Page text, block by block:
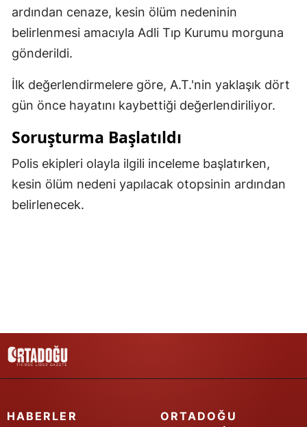
Manisa
Kahramanmaraş
Muğla
Niğde
Sivas
ardından cenaze, kesin ölüm nedeninin
belirlenmesi amacıyla Adli Tıp Kurumu morguna
gönderildi.
İlk değerlendirmelere göre, A.T.'nin yaklaşık dört
gün önce hayatını kaybettiği değerlendiriliyor.
Soruşturma Başlatıldı
Polis ekipleri olayla ilgili inceleme başlatırken,
kesin ölüm nedeni yapılacak otopsinin ardından
belirlenecek.
HABERLER
ORTADOĞU